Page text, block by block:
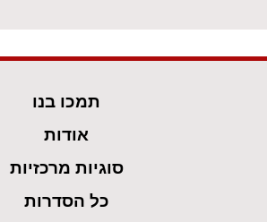
תמכו בנו
אודות
סוגיות מרכזיות
כל הסדרות